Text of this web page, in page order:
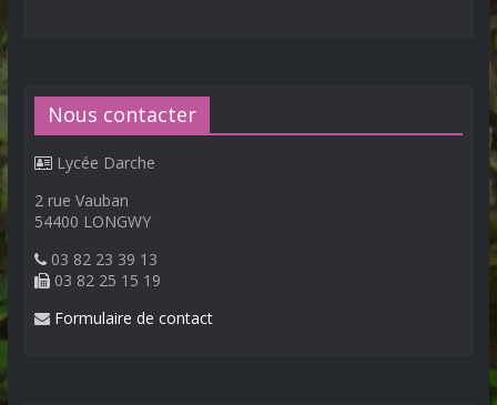
Nous contacter
Lycée Darche
2 rue Vauban
54400 LONGWY
03 82 23 39 13
03 82 25 15 19
Formulaire de contact